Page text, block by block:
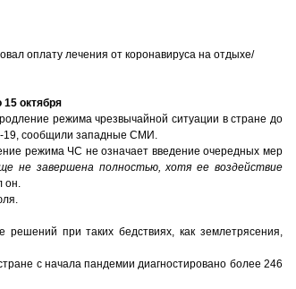
оплату лечения от коронавируса на отдыхе/
октября
режима чрезвычайной ситуации в стране до
19, сообщили западные СМИ.
режима ЧС не означает введение очередных мер
не завершена полностью, хотя ее воздействие
он.
решений при таких бедствиях, как землетрясения,
с начала пандемии диагностировано более 246